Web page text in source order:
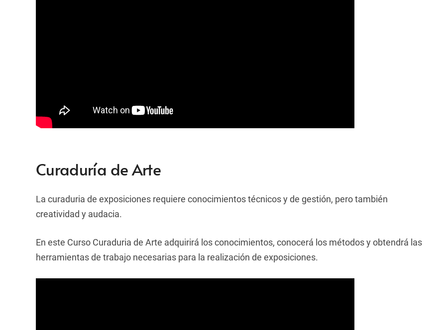
Curaduría de Arte
La curaduria de exposiciones requiere conocimientos técnicos y de gestión, pero también
creatividad y audacia.
En este Curso Curaduria de Arte adquirirá los conocimientos, conocerá los métodos y obtendrá las
herramientas de trabajo necesarias para la realización de exposiciones.